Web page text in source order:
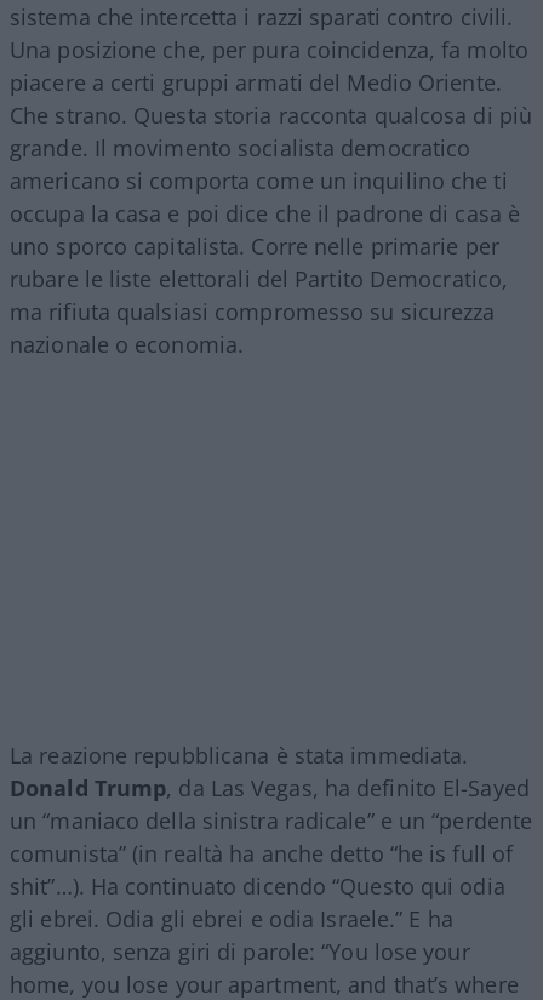
sistema che intercetta i razzi sparati contro civili.
Una posizione che, per pura coincidenza, fa molto
piacere a certi gruppi armati del Medio Oriente.
Che strano. Questa storia racconta qualcosa di più
grande. Il movimento socialista democratico
americano si comporta come un inquilino che ti
occupa la casa e poi dice che il padrone di casa è
uno sporco capitalista. Corre nelle primarie per
rubare le liste elettorali del Partito Democratico,
ma rifiuta qualsiasi compromesso su sicurezza
nazionale o economia.
La reazione repubblicana è stata immediata.
Donald Trump, da Las Vegas, ha definito El-Sayed
un “maniaco della sinistra radicale” e un “perdente
comunista” (in realtà ha anche detto “he is full of
shit”…). Ha continuato dicendo “Questo qui odia
gli ebrei. Odia gli ebrei e odia Israele.” E ha
aggiunto, senza giri di parole: “You lose your
home, you lose your apartment, and that’s where